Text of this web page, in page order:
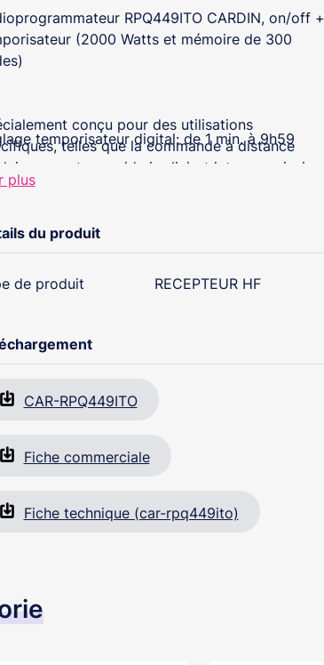
RPQ449ITO CARDIN, on/off +
(2000 Watts et mémoire de 300
conçu pour des utilisations
telles que la commande à distance
externes (de jardin) et internes, ainsi
la commande à distance de prises de courant.
dispose au bornier d’une entrée pour la
séquentielle et d’une entrée de
utilisable, une fois qu’il a été branché à
cellule crépusculaire, pour empêcher l’allumage
de mémoriser jusqu’à 300 codes.
temporisateur digital: de 1 min. à 9h59
plus
du produit
de produit RECEPTEUR HF
CAR-RPQ449ITO
Fiche commerciale
Fiche technique (car-rpq449ito)